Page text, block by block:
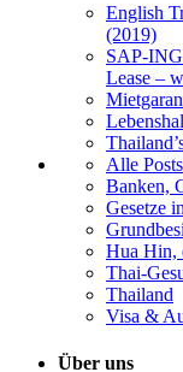
English
(2019)
SAP-
Lease –
Alle Posts
Banken,
Gesetze
Hua Hin,
Thai-
Thailand
Visa &
Über uns